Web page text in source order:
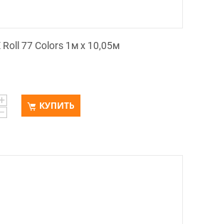
Roll 77 Colors 1м х 10,05м
+
−
КУПИТЬ